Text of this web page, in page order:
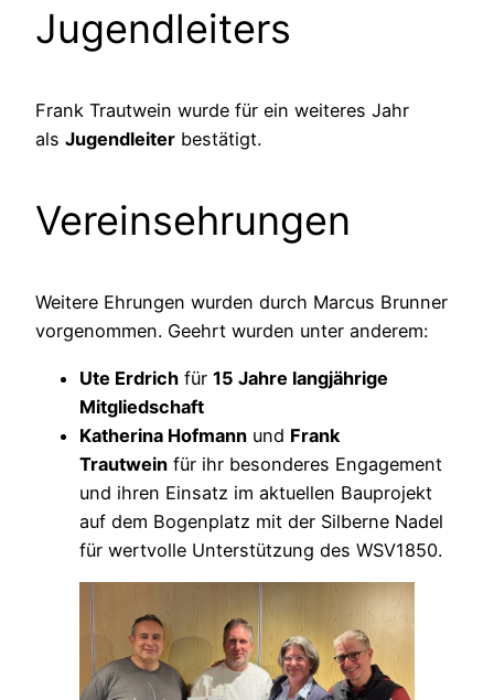
Jugendleiters
Frank Trautwein wurde für ein weiteres Jahr
als Jugendleiter bestätigt.
Vereinsehrungen
Weitere Ehrungen wurden durch Marcus Brunner
vorgenommen. Geehrt wurden unter anderem:
Ute Erdrich für 15 Jahre langjährige
Mitgliedschaft
Katherina Hofmann und Frank
Trautwein für ihr besonderes Engagement
und ihren Einsatz im aktuellen Bauprojekt
auf dem Bogenplatz mit der Silberne Nadel
für wertvolle Unterstützung des WSV1850.